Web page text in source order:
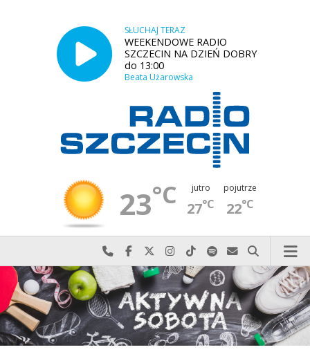
SŁUCHAJ TERAZ
WEEKENDOWE RADIO
SZCZECIN NA DZIEŃ DOBRY
do 13:00
Beata Użarowska
23°C jutro
27°C
pojutrze
22°C
Najlepiej po prostu do nas zadzwoń
Odwiedź nas na Facebook-u
Odwiedź nas na X
Odwiedź nas na Instagram-ie
Odwiedź nas na TikTok-u
Szukaj nas na Spotify
Wyślij do nas
Szukaj